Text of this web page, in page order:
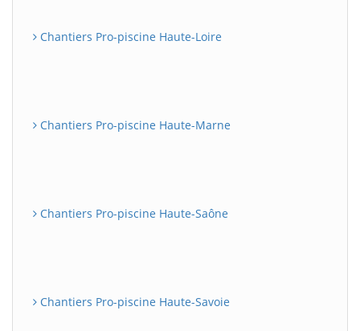
Chantiers Pro-piscine Haute-Loire
Chantiers Pro-piscine Haute-Marne
Chantiers Pro-piscine Haute-Saône
Chantiers Pro-piscine Haute-Savoie